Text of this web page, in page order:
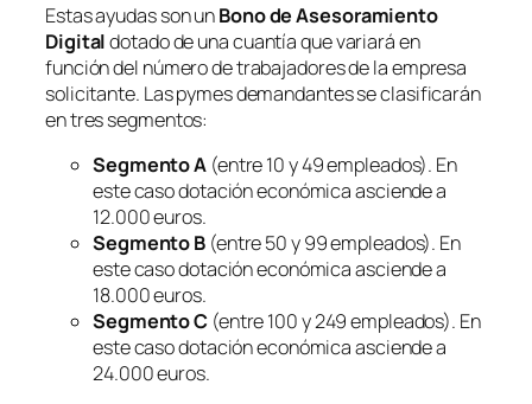
Estas ayudas son unBono de Asesoramiento
Digitaldotado de una cuantía que variará en
función del número de trabajadores de la empresa
solicitante. Las pymes demandantes se clasificarán
en tres segmentos:
Segmento A (entre 10 y 49 empleados). En
este caso dotación económica asciende a
12.000 euros.
Segmento B (entre 50 y 99 empleados). En
este caso dotación económica asciende a
18.000 euros.
Segmento C (entre 100 y 249 empleados). En
este caso dotación económica asciende a
24.000 euros.